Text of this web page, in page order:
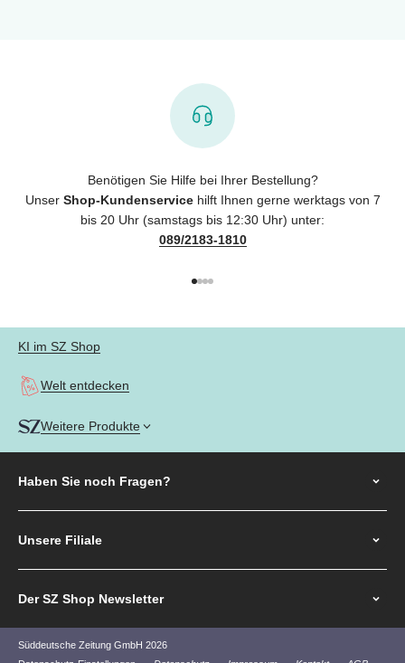
Benötigen Sie Hilfe bei Ihrer Bestellung?
Unser Shop-Kundenservicehilft Ihnen gerne werktags von 7
bis 20 Uhr (samstags bis 12:30 Uhr) unter:
089/2183-1810
KI im SZ Shop
Welt entdecken
Weitere Produkte
Haben Sie noch Fragen?
Unsere Filiale
Der SZ Shop Newsletter
Süddeutsche Zeitung GmbH 2026